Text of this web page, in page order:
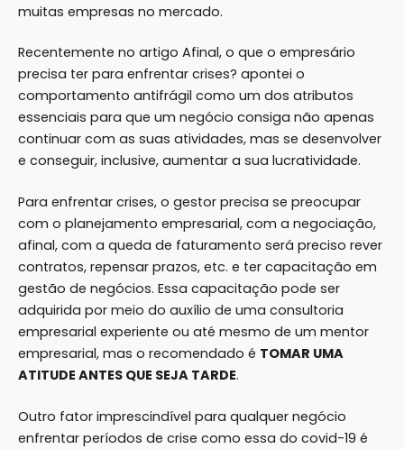
muitas empresas no mercado.
Recentemente no artigo Afinal, o que o empresário
precisa ter para enfrentar crises? apontei o
comportamento antifrágil como um dos atributos
essenciais para que um negócio consiga não apenas
continuar com as suas atividades, mas se desenvolver
e conseguir, inclusive, aumentar a sua lucratividade.
Para enfrentar crises, o gestor precisa se preocupar
com o planejamento empresarial, com a negociação,
afinal, com a queda de faturamento será preciso rever
contratos, repensar prazos, etc. e ter capacitação em
gestão de negócios. Essa capacitação pode ser
adquirida por meio do auxílio de uma consultoria
empresarial experiente ou até mesmo de um mentor
empresarial, mas o recomendado é TOMAR UMA
ATITUDE ANTES QUE SEJA TARDE.
Outro fator imprescindível para qualquer negócio
enfrentar períodos de crise como essa do covid-19 é